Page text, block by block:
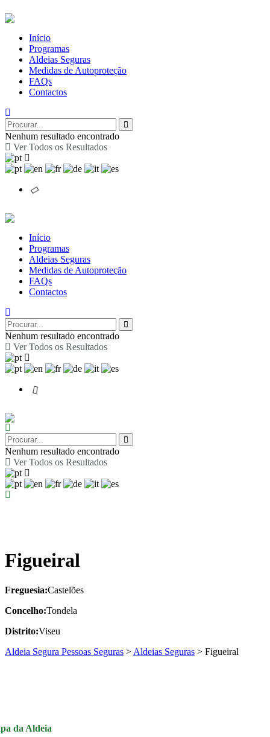
Início
Programas
Aldeias Seguras
Medidas de Autoproteção
FAQs
Contactos
Nenhum resultado encontrado
Ver Todos os Resultados
Início
Programas
Aldeias Seguras
Medidas de Autoproteção
FAQs
Contactos
Nenhum resultado encontrado
Ver Todos os Resultados
Nenhum resultado encontrado
Ver Todos os Resultados
Figueiral
Freguesia:Castelões
Concelho:Tondela
Distrito:Viseu
Aldeia Segura Pessoas Seguras > Aldeias Seguras > Figueiral
da Aldeia